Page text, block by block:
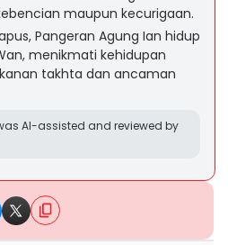
maupun kecurigaan.
Pangeran Agung Ian hidup
menikmati kehidupan
takhta dan ancaman
AI-assisted and reviewed by